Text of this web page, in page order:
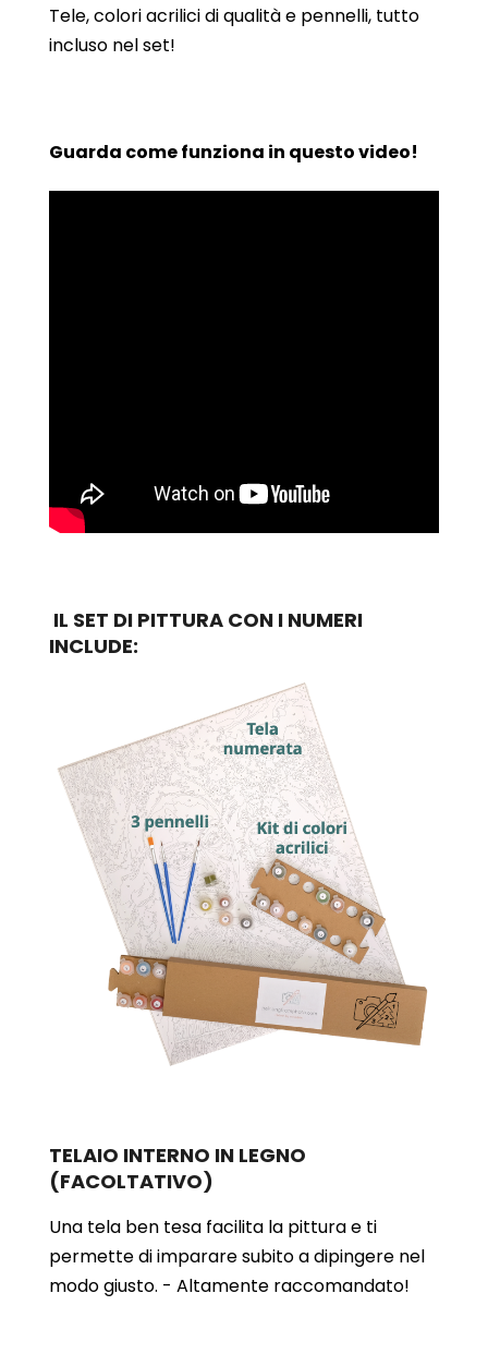
Tele, colori acrilici di qualità e pennelli, tutto
incluso nel set!
Guarda come funziona in questo video!
IL SET DI PITTURA CON I NUMERI
INCLUDE:
TELAIO INTERNO IN LEGNO
(FACOLTATIVO)
Una tela ben tesa facilita la pittura e ti
permette di imparare subito a dipingere nel
modo giusto. - Altamente raccomandato!